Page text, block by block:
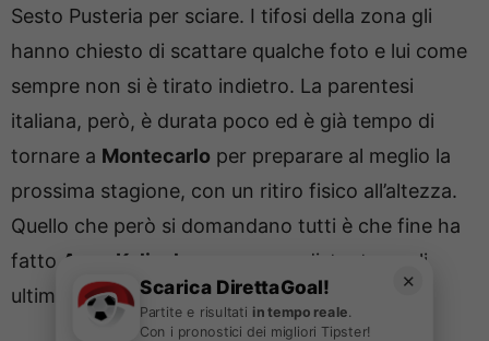
Sesto Pusteria per sciare. I tifosi della zona gli
hanno chiesto di scattare qualche foto e lui come
sempre non si è tirato indietro. La parentesi
italiana, però, è durata poco ed è già tempo di
tornare a Montecarlo per preparare al meglio la
prossima stagione, con un ritiro fisico all’altezza.
Quello che però si domandano tutti è che fine ha
fatto Anna Kalinskaya,
sempre distante negli
ultimi mersi.
✕
Scarica DirettaGoal!
Partite e risultati in tempo reale.
Con i pronostici dei migliori Tipster!